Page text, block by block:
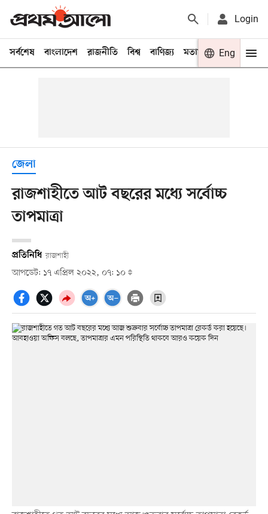
Login
সর্বশেষ বাংলাদেশ রাজনীতি বিশ্ব বাণিজ্য মতামত খেলা
Eng
জেলা
রাজশাহীতে আট বছরের মধ্যে সর্বোচ্চ
তাপমাত্রা
প্রতিনিধি রাজশাহী
আপডেট: ১৭ এপ্রিল ২০২২, ০৭: ১০